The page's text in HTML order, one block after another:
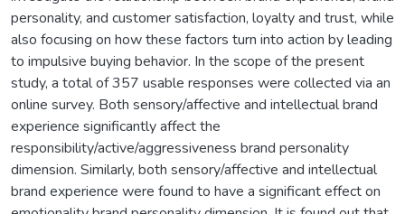
personality, and customer satisfaction, loyalty and trust, while
also focusing on how these factors turn into action by leading
to impulsive buying behavior. In the scope of the present
study, a total of 357 usable responses were collected via an
online survey. Both sensory/affective and intellectual brand
experience significantly affect the
responsibility/active/aggressiveness brand personality
dimension. Similarly, both sensory/affective and intellectual
brand experience were found to have a significant effect on